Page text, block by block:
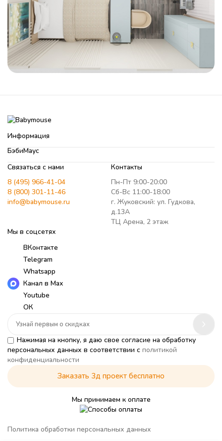
Информация
БэбиМаус
Связаться с нами
8 (495) 966-41-04
8 (800) 301-11-46
info@babymouse.ru
Контакты
Пн-Пт 9:00-20:00
Сб-Вс 11:00-18:00
г. Жуковский: ул. Гудкова,
д.13А
ТЦ Арена, 2 этаж
Мы в соцсетях
ВКонтакте
Telegram
Whatsapp
Канал в Max
Youtube
ОК
Нажимая на кнопку, я даю свое согласие на обработку
персональных данных в соответствии с политикой
конфиденциальности
Заказать 3д проект бесплатно
Мы принимаем к оплате
Политика обработки персональных данных